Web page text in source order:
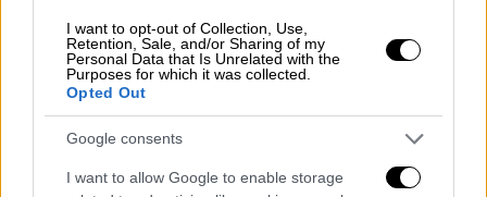
I want to opt-out of Collection, Use,
Retention, Sale, and/or Sharing of my
Personal Data that Is Unrelated with the
Purposes for which it was collected.
Opted Out
Google consents
I want to allow Google to enable storage
11 return, with further updates
expected within 24 hours.
https://t.co/va6c2DZUBQ
— International Space Station
(@Space_Station)January 8, 2026